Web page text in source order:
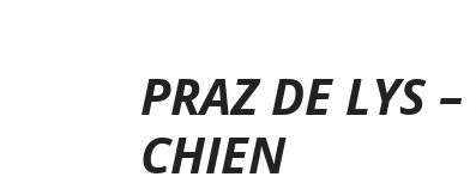
PRAZ DE LYS
CHIEN